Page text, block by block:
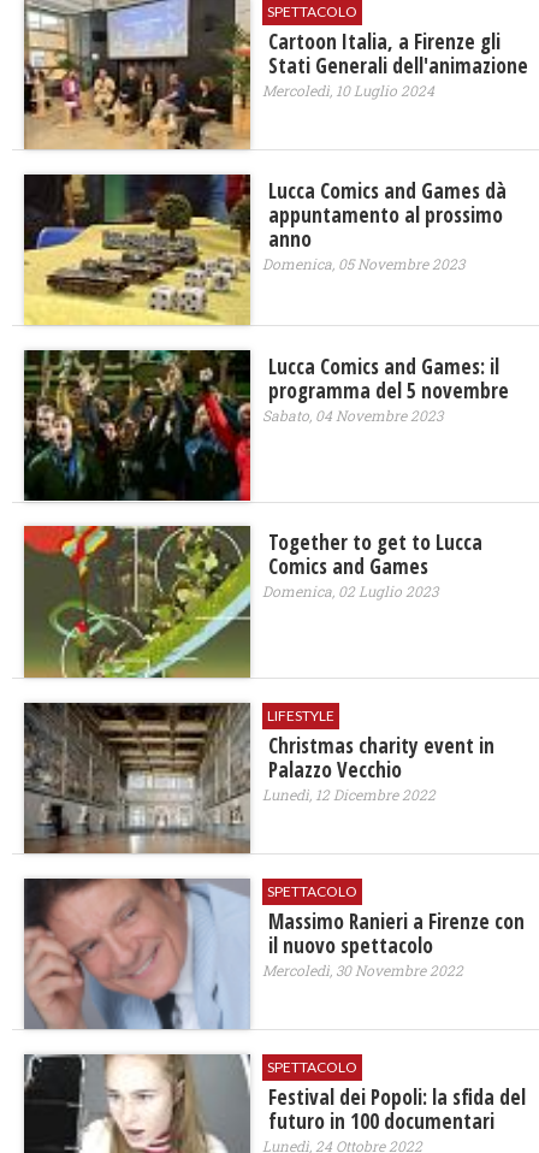
SPETTACOLO
Cartoon Italia, a Firenze gli
Stati Generali dell'animazione
Mercoledì, 10 Luglio 2024
Lucca Comics and Games dà
appuntamento al prossimo
anno
Domenica, 05 Novembre 2023
Lucca Comics and Games: il
programma del 5 novembre
Sabato, 04 Novembre 2023
Together to get to Lucca
Comics and Games
Domenica, 02 Luglio 2023
LIFESTYLE
Christmas charity event in
Palazzo Vecchio
Lunedì, 12 Dicembre 2022
SPETTACOLO
Massimo Ranieri a Firenze con
il nuovo spettacolo
Mercoledì, 30 Novembre 2022
SPETTACOLO
Festival dei Popoli: la sfida del
futuro in 100 documentari
Lunedì, 24 Ottobre 2022